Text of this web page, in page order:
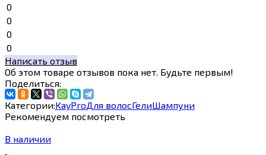
0
0
0
0
Написать отзыв
Об этом товаре отзывов пока нет. Будьте первым!
Поделиться:
Категории:KayProДля волосГелиШампуни
Рекомендуем посмотреть
В наличии